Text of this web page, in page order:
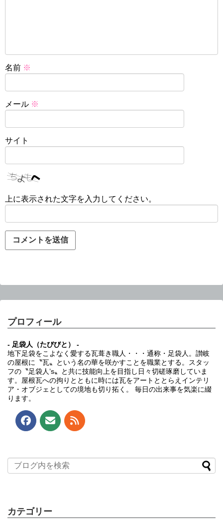
名前 ※
メール ※
サイト
上に表示された文字を入力してください。
プロフィール
- 足袋人（たびびと） -
地下足袋をこよなく愛する瓦葺き職人・・・通称・足袋人。讃岐
の屋根に〝瓦〟という名の華を咲かすことを職業とする。スタッ
フの〝足袋人’s〟と共に技能向上を目指し日々切磋琢磨していま
す。屋根瓦への拘りとともに時には瓦をアートととらえインテリ
ア・オブジェとしての境地も切り拓く。 毎日の出来事を気楽に綴
ります。
カテゴリー